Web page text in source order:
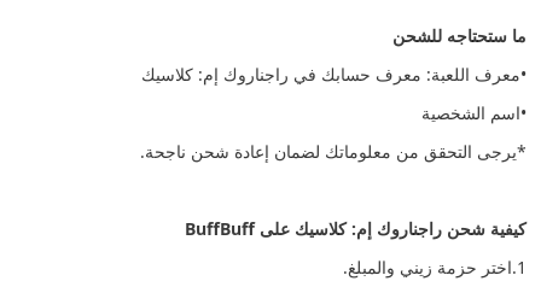
ما ستحتاجه للشحن
•معرف اللعبة: معرف حسابك في راجناروك إم: كلاسيك
•اسم الشخصية
*يرجى التحقق من معلوماتك لضمان إعادة شحن ناجحة.
كيفية شحن راجناروك إم: كلاسيك على BuffBuff
1.اختر حزمة زيني والمبلغ.